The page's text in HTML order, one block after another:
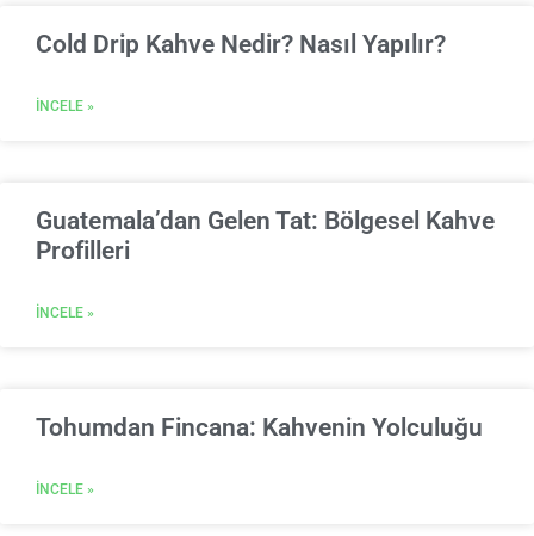
Cold Drip Kahve Nedir? Nasıl Yapılır?
İNCELE »
Guatemala’dan Gelen Tat: Bölgesel Kahve
Profilleri
İNCELE »
Tohumdan Fincana: Kahvenin Yolculuğu
İNCELE »